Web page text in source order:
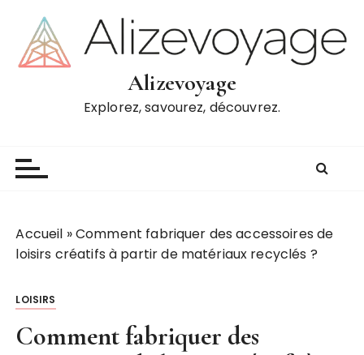
Alizevoyage
Explorez, savourez, découvrez.
Accueil »Comment fabriquer des accessoires de
loisirs créatifs à partir de matériaux recyclés ?
LOISIRS
Comment fabriquer des